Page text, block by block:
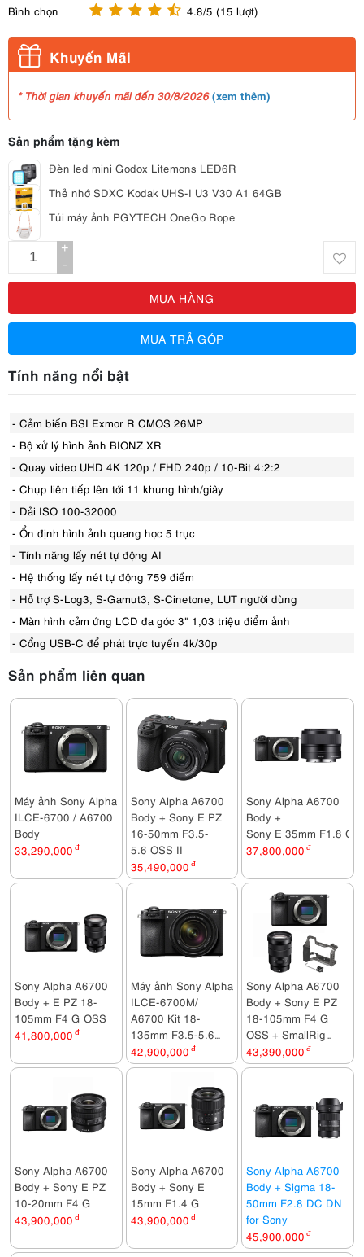
Bình chọn 4.8/5 (15 lượt)
Khuyến Mãi
* Thời gian khuyến mãi đến 30/8/2026(xem thêm)
Sản phẩm tặng kèm
Đèn led mini Godox Litemons LED6R
Thẻ nhớ SDXC Kodak UHS-I U3 V30 A1 64GB
Túi máy ảnh PGYTECH OneGo Rope
+
-
MUA HÀNG
MUA TRẢ GÓP
Tính năng nổi bật
- Cảm biến BSI Exmor R CMOS 26MP
- Bộ xử lý hình ảnh BIONZ XR
- Quay video UHD 4K 120p / FHD 240p / 10-Bit 4:2:2
- Chụp liên tiếp lên tới 11 khung hình/giây
- Dải ISO 100-32000
- Ổn định hình ảnh quang học 5 trục
- Tính năng lấy nét tự động AI
- Hệ thống lấy nét tự động 759 điểm
- Hỗ trợ S-Log3, S-Gamut3, S-Cinetone, LUT người dùng
- Màn hình cảm ứng LCD đa góc 3" 1,03 triệu điểm ảnh
- Cổng USB-C để phát trực tuyến 4k/30p
Sản phẩm liên quan
Máy ảnh Sony Alpha
ILCE-6700 / A6700
Body
33,290,000 đ
Sony Alpha A6700
Body + Sony E PZ
16-50mm F3.5-
5.6 OSS II
35,490,000 đ
Sony Alpha A6700
Body +
Sony E 35mm F1.8
37,800,000 đ
Sony Alpha A6700
Body + E PZ 18-
105mm F4 G OSS
41,800,000 đ
Máy ảnh Sony Alpha
ILCE-6700M/
A6700 Kit 18-
135mm F3.5-5.6
OSS
42,900,000 đ
Sony Alpha A6700
Body + Sony E PZ
18-105mm F4 G
OSS + SmallRig
Hawk Lock Cage Kit
for Sony A6700
43,390,000 đ
Sony Alpha A6700
Body + Sony E PZ
10-20mm F4 G
43,900,000 đ
Sony Alpha A6700
Body + Sony E
15mm F1.4 G
43,900,000 đ
Sony Alpha A6700
Body + Sigma 18-
50mm F2.8 DC DN
for Sony
45,900,000 đ